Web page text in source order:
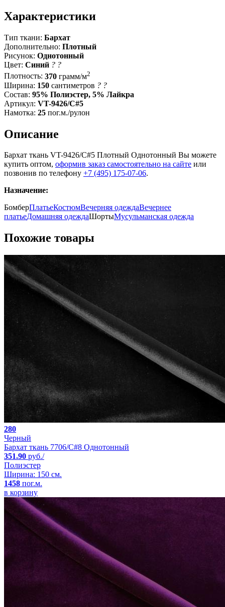
Характеристики
Тип ткани: Бархат
Дополнительно: Плотный
Рисунок: Однотонный
Цвет: Синий ? ?
Плотность: 370 грамм/м2
Ширина: 150 сантиметров ? ?
Состав: 95% Полиэстер, 5% Лайкра
Артикул: VT-9426/C#5
Намотка: 25 пог.м./рулон
Описание
Бархат ткань VT-9426/C#5 Плотный Однотонный Вы можете
купить оптом, оформив заказ самостоятельно на сайте или
позвонив по телефону +7 (495) 175-07-06.
Назначение:
БомберПлатьеКостюмВечерняя одеждаВечернее
платьеДомашняя одеждаШортыМусульманская одежда
Похожие товары
280
Черный
Бархат ткань 7706/C#8 Однотонный
351.90 руб./
Полиэстер
Ширина: 150 см.
1458 пог.м.
в корзину